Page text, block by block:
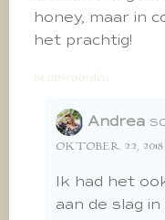
honey, maar in
het prachtig!
beantwoorden
Andrea
OKTOBER 22, 2018
Ik had het
aan de slag